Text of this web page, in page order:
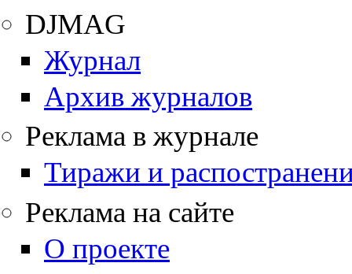
DJMAG
Журнал
Архив журналов
Реклама в журнале
Тиражи и
Реклама на сайте
О проекте